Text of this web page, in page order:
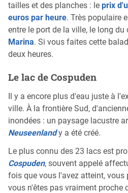
tailles et des planches : le prix
euros par heure. Très populaire
entre le port de la ville, le long du
Marina. Si vous faites cette
deux heures.
Le lac de Cospuden
Il y a encore plus d'eau juste à
ville. À la frontière Sud,
inondées : un paysage lacustre
Neuseenlandy a été créé.
Le plus connu des 23 lacs est
Cospuden, souvent appelé
fois que vous l'avez atteint, vous
vous n'êtes pas vraiment proche